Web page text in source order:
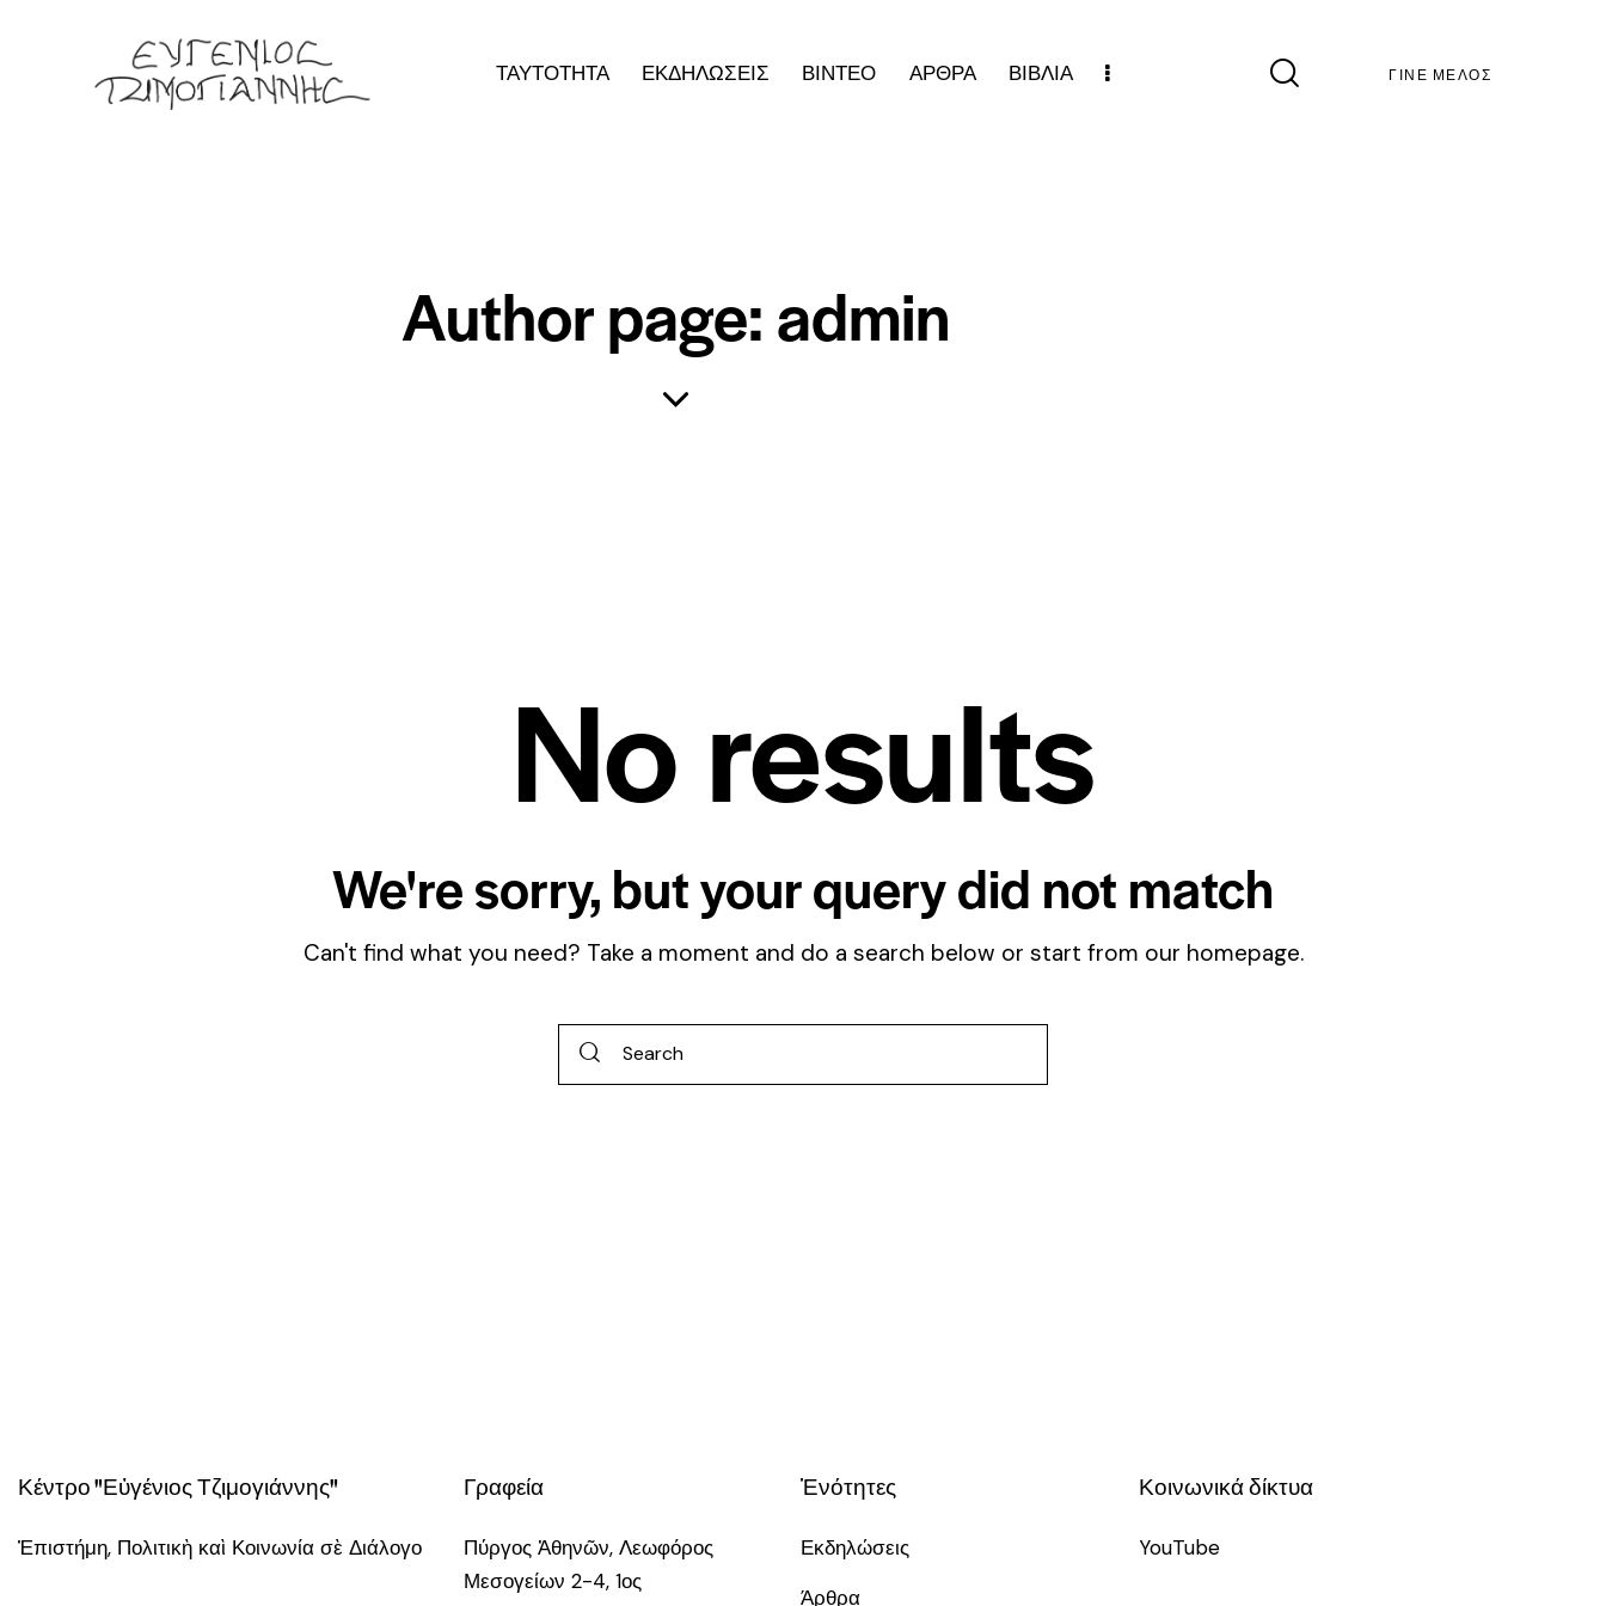
ΤΑΥΤΟΤΗΤΑ ΕΚΔΗΛΩΣΕΙΣ ΒΙΝΤΕΟ ΑΡΘΡΑ ΒΙΒΛΙΑ ΓΙΝΕ ΜΕΛΟΣ
Author page: admin
No results
We're sorry, but your query did not match
Can't find what you need? Take a moment and do a search below or start from our homepage.
Κέντρο "Εὐγένιος Τζιμογιάννης"
Ἐπιστήμη, Πολιτικὴ καὶ Κοινωνία σὲ Διάλογο
Γραφεία
Πύργος Ἀθηνῶν, Λεωφόρος
Μεσογείων 2-4, 1ος
Ἑνότητες
Εκδηλώσεις
Άρθρα
Κοινωνικά δίκτυα
YouTube